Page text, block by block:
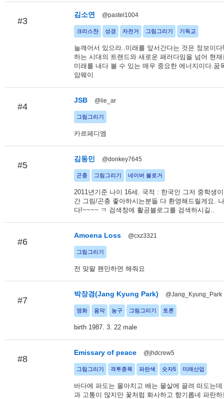
#3
김소연 @pastel1004
크리스챤 성경 자전거 그림그리기 기독교
늘깨어서 있으라..미래를 앞서간다는 것은 정보이
하는 시대의 트랜드와 새로운 패러다임을 넘어 현
미래를 내다 볼 수 있는 매우 중요한 에너지이다.꿈
암웨이
#4
JSB @lie_ar
그림그리기
카르페디엠
#5
김동민 @donkey7645
곤충 그림그리기 네이버 블로거
2011년기준 나이 16세. 국적 : 한국인 그저 중학생
간 그림/곤충 좋아하시는분들 다 환영해드릴게요.
다!~~~~ ㅋ 검색창에 활공블로그를 검색하시길..
#6
Amoena Loss @cxz3321
그림그리기
전 맞팔 왠만하면 해줘요
#7
박장경(Jang Kyung Park) @Jang_Kyung_Park
영화 음악 농구 그림그리기 토론
birth 1987. 3. 22 male
#8
Emissary of peace @jhdcrew5
그림그리기 격투종목 파란색 숫자5 미래산업
바다에 파도는 몰아치고 배는 물살에 끌려 떠도는
과 고통이 많지만 꽃처럼 화사하고 향기롭네 파란